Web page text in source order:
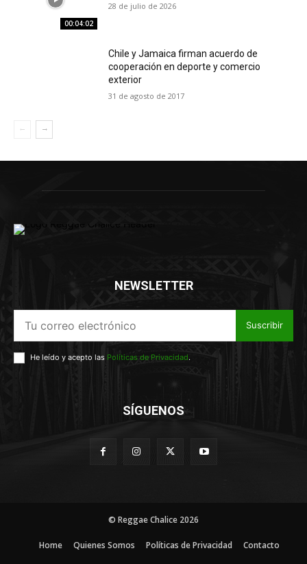
00:04:02
28 de julio de 2026
Chile y Jamaica firman acuerdo de
cooperación en deporte y comercio
exterior
31 de agosto de 2017
NEWSLETTER
Suscribir
He leído y acepto las Políticas de Privacidad.
SÍGUENOS
© Reggae Chalice 2026
Home Quienes Somos Políticas de Privacidad Contacto